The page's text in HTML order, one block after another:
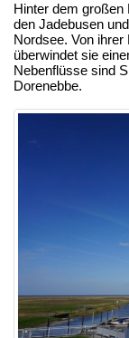
Hinter dem
den Jadebusen
Nordsee. Von
überwindet sie
Nebenflüsse sind
Dorenebbe.